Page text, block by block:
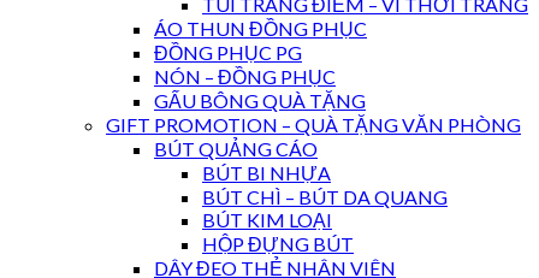
TÚI TRANG ĐIỂM – VÍ THỜI TRANG
ÁO THUN ĐỒNG PHỤC
ĐỒNG PHỤC PG
NÓN – ĐỒNG PHỤC
GẤU BÔNG QUÀ TẶNG
GIFT PROMOTION – QUÀ TẶNG VĂN PHÒNG
BÚT QUẢNG CÁO
BÚT BI NHỰA
BÚT CHÌ – BÚT DA QUANG
BÚT KIM LOẠI
HỘP ĐỰNG BÚT
DÂY ĐEO THẺ NHÂN VIÊN